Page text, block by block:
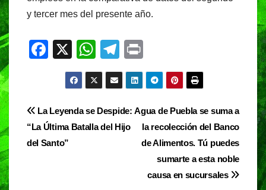
y tercer mes del presente año.
F
e
b
o
X
W
h
at
s
A
T
el
e
gr
a
in
t
Navegación
de
Agua de Puebla se suma a
la recolección del Banco
de Alimentos. Tú puedes
sumarte a esta noble
causa en sucursales
La Leyenda se Despide:
“La Última Batalla del Hijo
del Santo”